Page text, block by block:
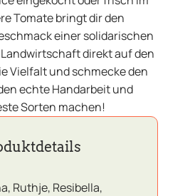
Tomate bringt dir den
einer solidarischen
direkt auf den
Vielfalt und schmecke den
echte Handarbeit und
Sorten machen!
Ruthje, Resibella,